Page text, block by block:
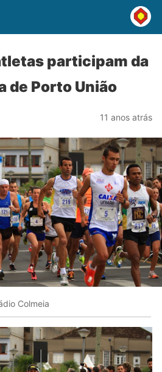
participam da
de Porto União
11 anos atrás
Colmeia